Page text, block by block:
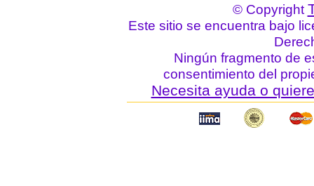
© Copyright
Este sitio se encuentra bajo
Ningún fragmento de
consentimiento del
Necesita ayuda o